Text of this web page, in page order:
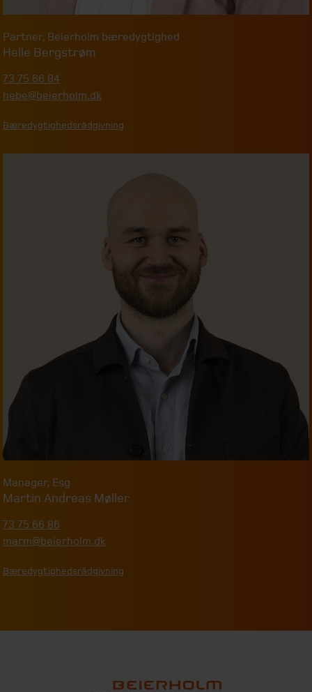
Partner, Beierholm bæredygtighed
Helle Bergstrøm
73 75 66 84
hebe@beierholm.dk
Bæredygtighedsrådgivning
Manager, Esg
Martin Andreas Møller
73 75 66 86
marm@beierholm.dk
Bæredygtighedsrådgivning